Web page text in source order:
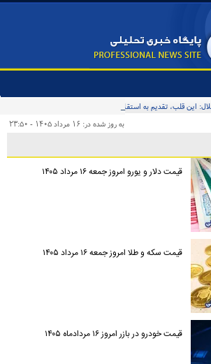
این قلب، تقدیم به استقلال و استقلالی‌ها/ تیم‌ملی ایران پیشنهاد
به روز شده در: ۱۶ مرداد ۱۴۰۵ - ۲۳:۵۰
قیمت دلار و یورو امروز جمعه ۱۶ مرداد ۱۴۰۵
قیمت سکه و طلا امروز جمعه ۱۶ مرداد ۱۴۰۵
قیمت خودرو در بازر امروز ۱۶ مردادماه ۱۴۰۵